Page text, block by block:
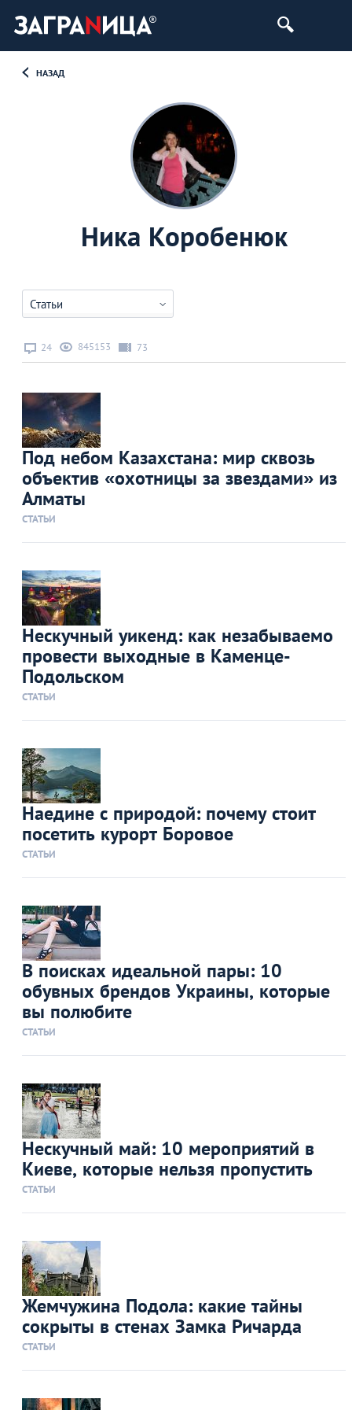
НАЗАД
Ника Коробенюк
Статьи
24 845153 73
Под небом Казахстана: мир сквозь
объектив «охотницы за звездами» из
Алматы
СТАТЬИ
Нескучный уикенд: как незабываемо
провести выходные в Каменце-
Подольском
СТАТЬИ
Наедине с природой: почему стоит
посетить курорт Боровое
СТАТЬИ
В поисках идеальной пары: 10
обувных брендов Украины, которые
вы полюбите
СТАТЬИ
Нескучный май: 10 мероприятий в
Киеве, которые нельзя пропустить
СТАТЬИ
Жемчужина Подола: какие тайны
сокрыты в стенах Замка Ричарда
СТАТЬИ